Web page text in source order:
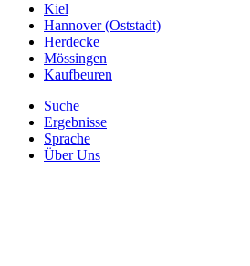
Kiel
Hannover (Oststadt)
Herdecke
Mössingen
Kaufbeuren
Suche
Ergebnisse
Sprache
Über Uns